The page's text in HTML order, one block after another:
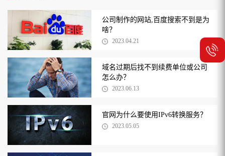
公司制作的网站,百度搜索不到是为
啥？
2023.04.21
域名过期后找不到续费单位或公司
怎么办？
2023.06.13
官网为什么要使用IPv6转换服务？
2023.05.05